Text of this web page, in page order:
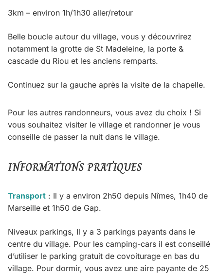
3km – environ 1h/1h30 aller/retour
Belle boucle autour du village, vous y découvrirez
notamment la grotte de St Madeleine, la porte &
cascade du Riou et les anciens remparts.
Continuez sur la gauche après la visite de la chapelle.
Pour les autres randonneurs, vous avez du choix ! Si
vous souhaitez visiter le village et randonner je vous
conseille de passer la nuit dans le village.
INFORMATIONS PRATIQUES
Transport : Il y a environ 2h50 depuis Nîmes, 1h40 de
Marseille et 1h50 de Gap.
Niveaux parkings, Il y a 3 parkings payants dans le
centre du village. Pour les camping-cars il est conseillé
d’utiliser le parking gratuit de covoiturage en bas du
village. Pour dormir, vous avez une aire payante de 25